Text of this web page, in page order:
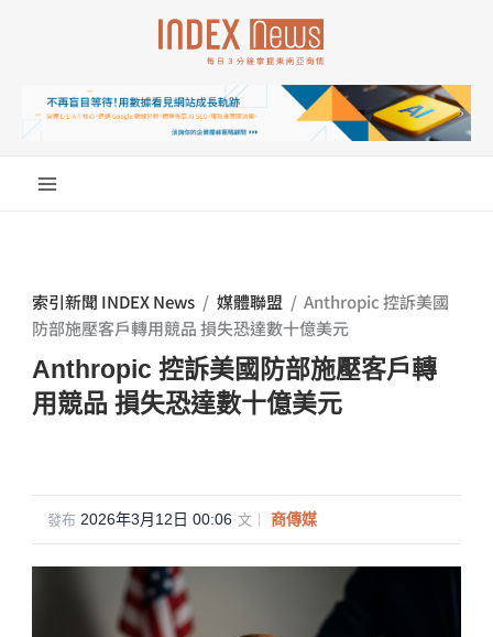
索引新聞 INDEX News / 媒體聯盟 / Anthropic 控訴美國
防部施壓客戶轉用競品 損失恐達數十億美元
Anthropic 控訴美國防部施壓客戶轉
用競品 損失恐達數十億美元
發布 2026年3月12日 00:06·文｜ 商傳媒